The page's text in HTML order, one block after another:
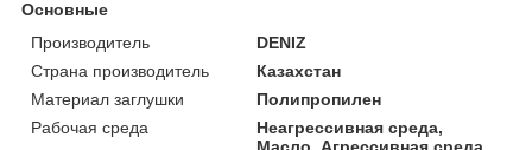
Основные
Производитель
DENIZ
Страна производитель
Казахстан
Материал заглушки
Полипропилен
Рабочая среда
Неагрессивная среда,
Масло, Агрессивная среда,